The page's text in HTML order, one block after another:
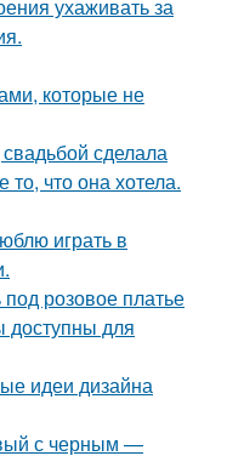
ухаживать за
которые не
сделала
что она хотела.
играть в
розовое платье
доступны для
идеи дизайна
с черным —